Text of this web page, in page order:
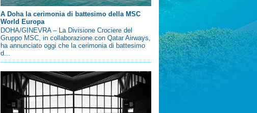
A Doha la cerimonia di battesimo della MSC
World Europa
DOHA/GINEVRA – La Divisione Crociere del
Gruppo MSC, in collaborazione con Qatar Airways,
ha annunciato oggi che la cerimonia di battesimo
d...